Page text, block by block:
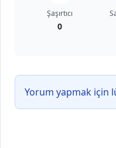
Şaşırtıcı
0
Yorum yapmak için